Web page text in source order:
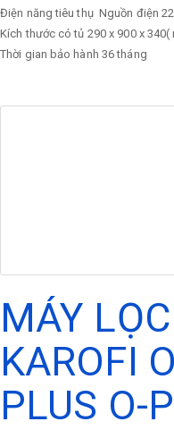
Điện năng tiêu thụ Nguồn điện
Kích thước có tủ 290 x 900 x
Thời gian bảo hành 36 tháng
MÁY
KAROFI
PLUS O-